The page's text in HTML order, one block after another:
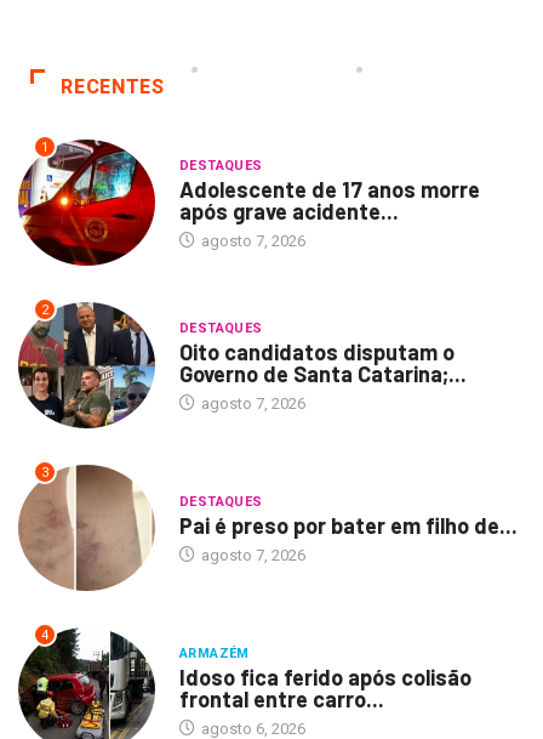
RECENTES
1
DESTAQUES
Adolescente de 17 anos morre
após grave acidente...
agosto 7, 2026
2
DESTAQUES
Oito candidatos disputam o
Governo de Santa Catarina;...
agosto 7, 2026
3
DESTAQUES
Pai é preso por bater em filho de...
agosto 7, 2026
4
ARMAZÉM
Idoso fica ferido após colisão
frontal entre carro...
agosto 6, 2026